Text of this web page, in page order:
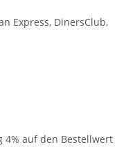
Express, DinersClub,
4% auf den Bestellwert